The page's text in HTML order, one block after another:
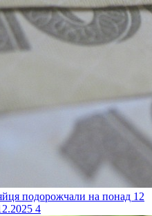
подорожчали на понад 12
4